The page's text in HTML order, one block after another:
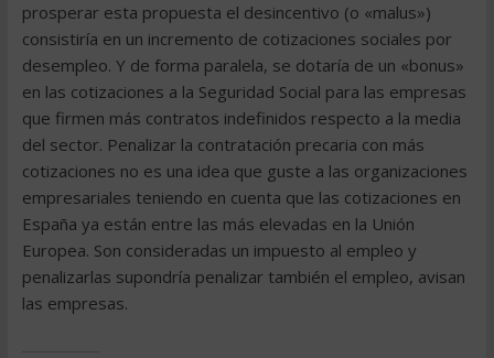
prosperar esta propuesta el desincentivo (o «malus»)
consistiría en un incremento de cotizaciones sociales por
desempleo. Y de forma paralela, se dotaría de un «bonus»
en las cotizaciones a la Seguridad Social para las empresas
que firmen más contratos indefinidos respecto a la media
del sector. Penalizar la contratación precaria con más
cotizaciones no es una idea que guste a las organizaciones
empresariales teniendo en cuenta que las cotizaciones en
España ya están entre las más elevadas en la Unión
Europea. Son consideradas un impuesto al empleo y
penalizarlas supondría penalizar también el empleo, avisan
las empresas.